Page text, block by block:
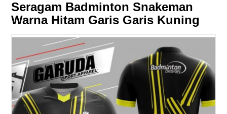
Seragam Badminton Snakeman
Warna Hitam Garis Garis Kuning